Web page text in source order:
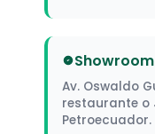
Av. Oswaldo
restaurante o
Petroecuador.